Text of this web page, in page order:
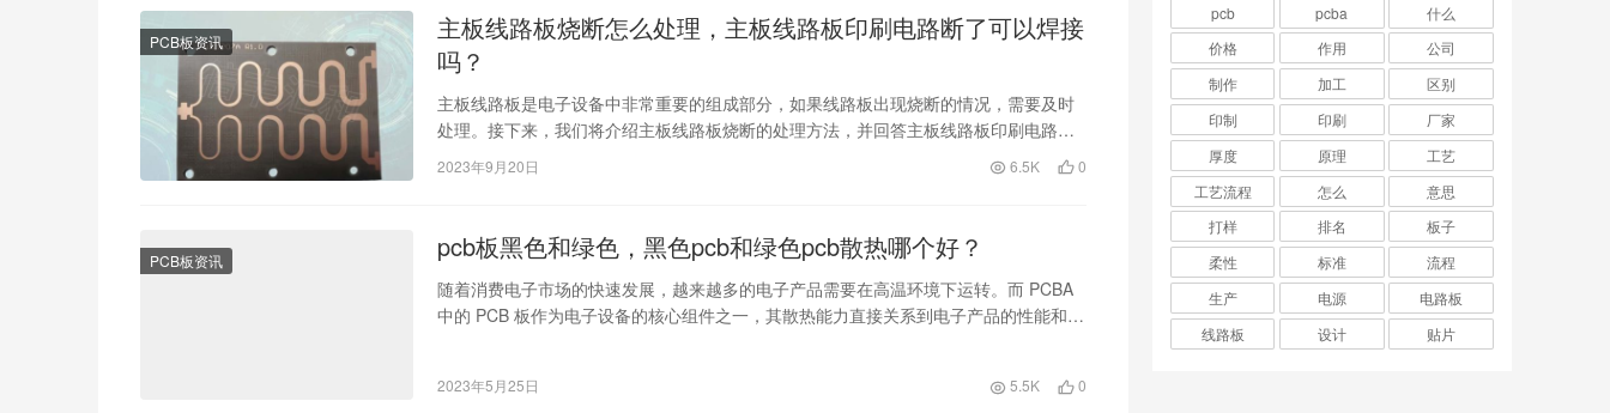
PCB板资讯
主板线路板烧断怎么处理，主板线路板印刷电路断了可以焊接
吗？
主板线路板是电子设备中非常重要的组成部分，如果线路板出现烧断的情况，需要及时
处理。接下来，我们将介绍主板线路板烧断的处理方法，并回答主板线路板印刷电路断
开后是否可以进行焊接修复的问…
2023年9月20日 6.5K 0
PCB板资讯 pcb板黑色和绿色，黑色pcb和绿色pcb散热哪个好？
随着消费电子市场的快速发展，越来越多的电子产品需要在高温环境下运转。而 PCBA
中的 PCB 板作为电子设备的核心组件之一，其散热能力直接关系到电子产品的性能和寿
2023年5月25日 5.5K 0
pcb pcba
什么
价格
作用
公司
制作
加工
区别
印制
印刷
厂家
厚度
原理
工艺
工艺流程
怎么
意思
打样
排名
板子
柔性
标准
流程
生产
电源
电路板
线路板
设计 贴片